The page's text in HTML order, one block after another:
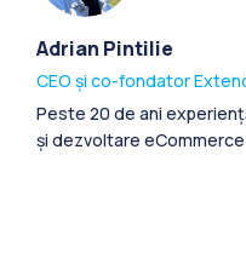
Adrian Pintilie
CEO și co-fondator
Peste 20 de ani
și dezvoltare eCommerce